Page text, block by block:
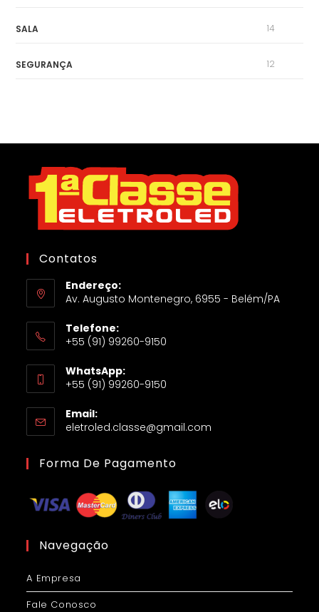
SALA 14
SEGURANÇA 12
Contatos
Endereço:
Av. Augusto Montenegro, 6955 - Belém/PA
Telefone:
+55 (91) 99260-9150
WhatsApp:
+55 (91) 99260-9150
Email:
eletroled.classe@gmail.com
Forma De Pagamento
Navegação
A Empresa
Fale Conosco